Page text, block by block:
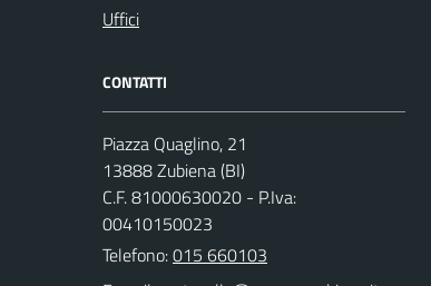
Uffici
CONTATTI
Piazza Quaglino, 21
13888 Zubiena (BI)
C.F. 81000630020 - P.Iva:
00410150023
Telefono:015 660103